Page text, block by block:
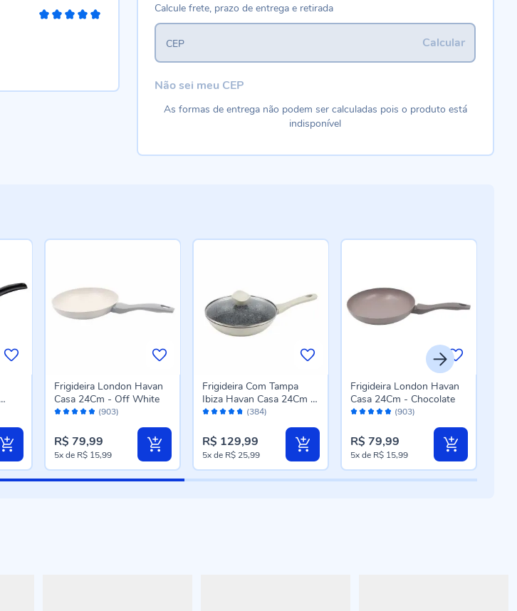
Calcule frete, prazo de entrega e retirada
Calcular
CEP
Não sei meu CEP
As formas de entrega não podem ser calculadas pois o produto está
indisponível
Avaliação: (903)
Frigideira London Havan
Casa 24Cm - Off White
R$ 79,99
5xde R$ 15,99
Avaliação: (384)
Frigideira Com Tampa
Ibiza Havan Casa 24Cm -
Baunilha
R$ 129,99
5xde R$ 25,99
Avaliação: (903)
Frigideira London Havan
Casa 24Cm - Chocolate
R$ 79,99
5xde R$ 15,99